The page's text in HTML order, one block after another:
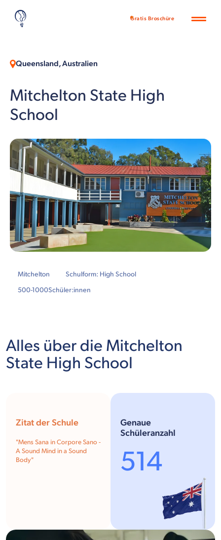
Gratis Broschüre
Queensland, Australien
Mitchelton State High
School
Mitchelton
Schulform: High School
500-1000Schüler:innen
Alles über die Mitchelton
State High School
Zitat der Schule
"Mens Sana in Corpore Sano -
A Sound Mind in a Sound
Body"
Genaue
Schüleranzahl
514